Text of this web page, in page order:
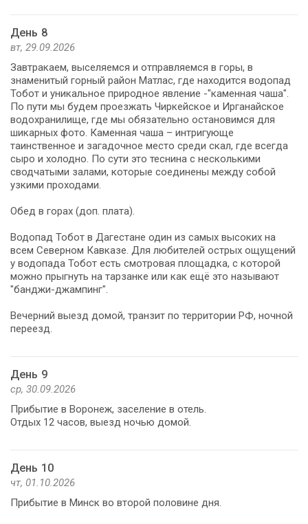
День 8
вт, 29.09.2026
Завтракаем, выселяемся и отправляемся в горы, в
знаменитый горный район Матлас, где находится водопад
Тобот и уникальное природное явление -"каменная чаша".
По пути мы будем проезжать Чиркейское и Ирганайское
водохранилище, где мы обязательно остановимся для
шикарных фото. Каменная чаша – интригующе
таинственное и загадочное место среди скал, где всегда
сыро и холодно. По сути это теснина с несколькими
сводчатыми залами, которые соединены между собой
узкими проходами.
Обед в горах (доп. плата).
Водопад Тобот в Дагестане один из самых высоких на
всем Северном Кавказе. Для любителей острых ощущений
у водопада Тобот есть смотровая площадка, с которой
можно прыгнуть на тарзанке или как ещё это называют
"банджи-джампинг".
Вечерний выезд домой, транзит по территории РФ, ночной
переезд.
День 9
ср, 30.09.2026
Прибытие в Воронеж, заселение в отель.
Отдых 12 часов, выезд ночью домой.
День 10
чт, 01.10.2026
Прибытие в Минск во второй половине дня.